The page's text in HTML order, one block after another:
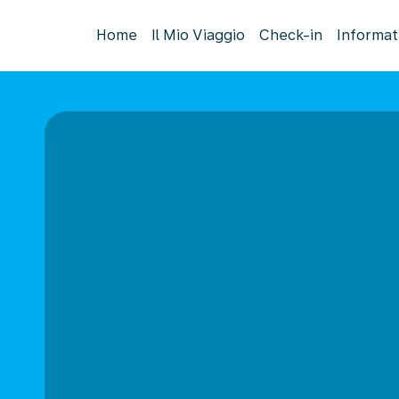
Home Il Mio Viaggio Check-in